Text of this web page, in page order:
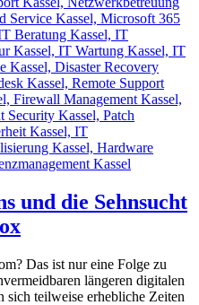
und die Sehnsucht
Das ist nur eine Folge zu
längeren digitalen
sich teilweise erhebliche Zeiten